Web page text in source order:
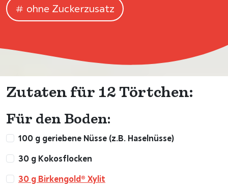
ohne Zuckerzusatz
Zutaten für 12 Törtchen:
Für den Boden:
100 g geriebene Nüsse (z.B. Haselnüsse)
30 g Kokosflocken
30 g Birkengold® Xylit